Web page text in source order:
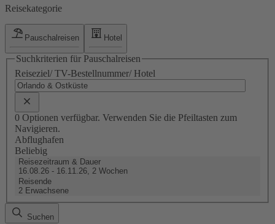
Reisekategorie
Pauschalreisen Hotel
Suchkriterien für Pauschalreisen
Reiseziel/ TV-Bestellnummer/ Hotel
0 Optionen verfügbar. Verwenden Sie die Pfeiltasten zum
Navigieren.
Abflughafen
Beliebig
Reisezeitraum & Dauer
16.08.26 - 16.11.26, 2 Wochen
Reisende
2 Erwachsene
Suchen